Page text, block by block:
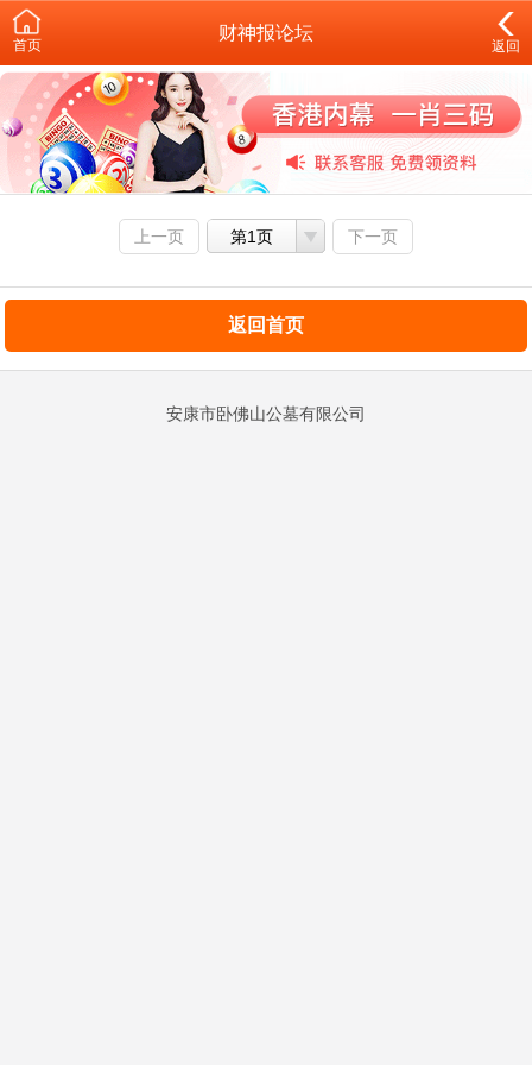
首页
财神报论坛
返回
上一页 第1页 下一页
返回首页
安康市卧佛山公墓有限公司